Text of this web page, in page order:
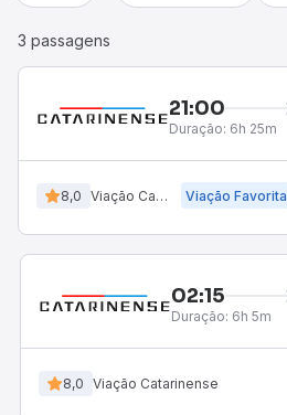
3 passagens
21:00
Duração: 6h 25m
8,0 Viação Catarinense Viação Favorita
02:15
Duração: 6h 5m
8,0 Viação Catarinense